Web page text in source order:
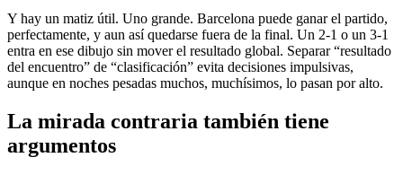
Y hay un matiz útil. Uno grande. Barcelona puede ganar el partido,
perfectamente, y aun así quedarse fuera de la final. Un 2-1 o un 3-1
entra en ese dibujo sin mover el resultado global. Separar “resultado
del encuentro” de “clasificación” evita decisiones impulsivas,
aunque en noches pesadas muchos, muchísimos, lo pasan por alto.
La mirada contraria también tiene
argumentos